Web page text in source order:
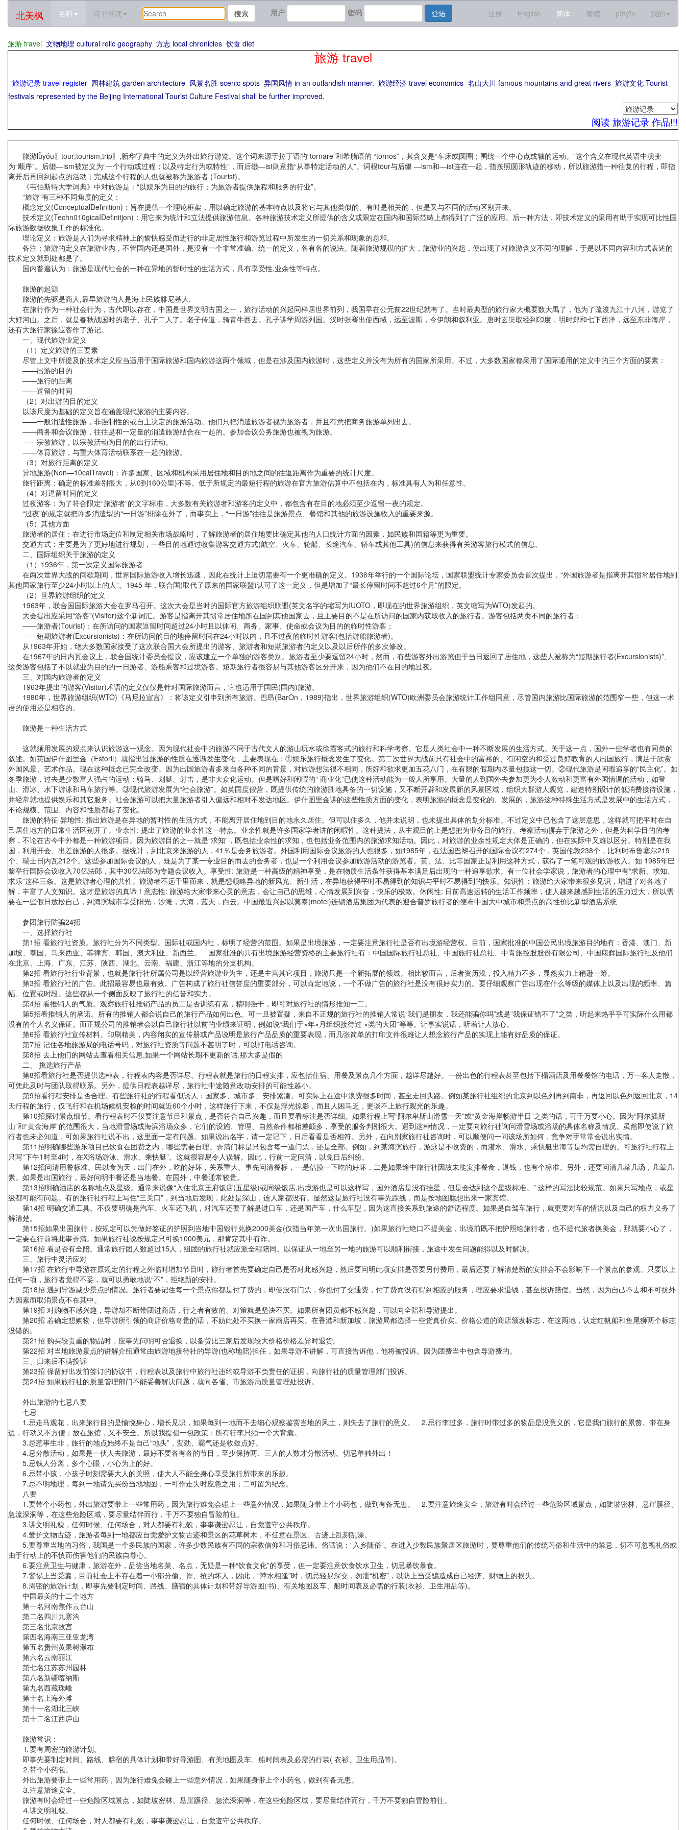
北美枫 百科 诗书伴读 搜索 用户 密码 登陆 注册 English 简体 繁體 pīnyīn 我的
旅游 travel 文物地理 cultural relic geography 方志 local chronicles 饮食 diet
旅游 travel
旅游记录 travel register 园林建筑 garden architecture 风景名胜 scenic spots 异国风情 in an outlandish manner. 旅游经济 travel economics 名山大川 famous mountains and great rivers 旅游文化 Tourist
festivals represented by the Beijing International Tourist Culture Festival shall be further improved.
阅读 旅游记录 作品!!!
旅游lǚyóu〖tour;tourism,trip〗,新华字典中的定义为外出旅行游览。这个词来源于拉丁语的“tornare”和希腊语的 “tornos”，其含义是“车床或圆圈；围绕一个中心点或轴的运动。”这个含义在现代英语中演变
为“顺序”。后缀—ism被定义为“一个行动或过程；以及特定行为或特性”，而后缀—ist则意指“从事特定活动的人”。词根tour与后缀 —ism和—ist连在一起，指按照圆形轨迹的移动，所以旅游指一种往复的行程，即指
离开后再回到起点的活动；完成这个行程的人也就被称为旅游者 (Tourist)。
《韦伯斯特大学词典》中对旅游是：“以娱乐为目的的旅行；为旅游者提供旅程和服务的行业”。
“旅游”有三种不同角度的定义：
概念定义(ConceptualDefinition)：旨在提供一个理论框架，用以确定旅游的基本特点以及将它与其他类似的、有时是相关的，但是又与不同的活动区别开来。
技术定义(Techn010gicaIDefinitjon)：用它来为统计和立法提供旅游信息。各种旅游技术定义所提供的含义或限定在国内和国际范畴上都得到了广泛的应用。后一种方法，即技术定义的采用有助于实现可比性国
际旅游数据收集工作的标准化。
理论定义：旅游是人们为寻求精神上的愉快感受而进行的非定居性旅行和游览过程中所发生的一切关系和现象的总和。
备注：旅游的定义在旅游业内，不管国内还是国外，是没有一个非常准确、统一的定义，各有各的说法。随着旅游规模的扩大，旅游业的兴起，便出现了对旅游含义不同的理解，于是以不同内容和方式表述的
技术定义就到处都是了。
国内普遍认为：旅游是现代社会的一种在异地的暂时性的生活方式，具有享受性,业余性等特点。
旅游的起源
旅游的先驱是商人,最早旅游的人是海上民族腓尼基人.
在旅行作为一种社会行为，古代即以存在，中国是世界文明古国之一，旅行活动的兴起同样居世界前列，我国早在公元前22世纪就有了。当时最典型的旅行家大概要数大禹了，他为了疏浚九江十八河，游览了
大好河山。之后，就是春秋战国时的老子、孔子二人了。老子传道，骑青牛西去。孔子讲学周游列国。汉时张骞出使西域，远至波斯，今伊朗和叙利亚。唐时玄奘取经到印度，明时郑和七下西洋，远至东非海岸，
还有大旅行家徐遐客作了游记。
一、现代旅游业定义
（1）定义旅游的三要素
尽管上文中所提及的技术定义应当适用于国际旅游和国内旅游这两个领域，但是在涉及国内旅游时，这些定义并没有为所有的国家所采用。不过，大多数国家都采用了国际通用的定义中的三个方面的要素：
——出游的目的
——旅行的距离
——逗留的时间
（2）对出游的目的定义
以该尺度为基础的定义旨在涵盖现代旅游的主要内容。
——一般消遣性旅游，非强制性的或自主决定的旅游活动。他们只把消遣旅游者视为旅游者，并且有意把商务旅游单列出去。
——商务和会议旅游，往往是和一定量的消遣旅游结合在一起的。参加会议公务旅游也被视为旅游。
——宗教旅游，以宗教活动为目的的出行活动。
——体育旅游，与重大体育活动联系在一起的旅游。
（3）对旅行距离的定义
异地旅游(Non—10calTravel)：许多国家、区域和机构采用居住地和目的地之间的往返距离作为重要的统计尺度。
旅行距离：确定的标准差别很大，从0到160公里)不等。低于所规定的最短行程的旅游在官方旅游估算中不包括在内，标准具有人为和任意性。
（4）对逗留时间的定义
过夜游客：为了符合限定“旅游者”的文字标准，大多数有关旅游者和游客的定义中，都包含有在目的地必须至少逗留一夜的规定。
“过夜”的规定就把许多消遣型的“一日游”排除在外了，而事实上，“一日游”往往是旅游景点、餐馆和其他的旅游设施收入的重要来源。
（5）其他方面
旅游者的居住：在进行市场定位和制定相关市场战略时，了解旅游者的居住地要比确定其他的人口统计方面的因素，如民族和国籍等更为重要。
交通方式：主要是为了更好地进行规划，一些目的地通过收集游客交通方式(航空、火车、轮船、长途汽车、轿车或其他工具)的信息来获得有关游客旅行模式的信息。
二、国际组织关于旅游的定义
（1）1936年，第一次定义国际旅游者
在两次世界大战的间歇期间，世界国际旅游收入增长迅速，因此在统计上迫切需要有一个更准确的定义。1936年举行的一个国际论坛，国家联盟统计专家委员会首次提出，“外国旅游者是指离开其惯常居住地到
其他国家旅行至少24小时以上的人”。1945 年，联合国(取代了原来的国家联盟)认可了这一定义，但是增加了“最长停留时间不超过6个月”的限定。
（2）世界旅游组织的定义
1963年，联合国国际旅游大会在罗马召开。这次大会是当时的国际官方旅游组织联盟(英文名字的缩写为IUOTO，即现在的世界旅游组织，英文缩写为WTO)发起的。
大会提出应采用“游客”(Visitor)这个新词汇。游客是指离开其惯常居住地所在国到其他国家去，且主要目的不是在所访问的国家内获取收入的旅行者。游客包括两类不同的旅行者：
——旅游者(Tourist)：在所访问的国家逗留时间超过24小时且以休闲、商务、家事、使命或会议为目的的临时性游客；
——短期旅游者(Excursionists)：在所访问的目的地停留时间在24小时以内，且不过夜的临时性游客(包括游船旅游者)。
从1963年开始，绝大多数国家接受了这次联合国大会所提出的游客、旅游者和短期旅游者的定义以及以后所作的多次修改。
在1967年的日内瓦会议上，联合国统计委员会提议，应该建立一个单独的游客类别。旅游者至少要逗留24小时，然而，有些游客外出游览但于当日返回了居住地，这些人被称为“短期旅行者(Excursionists)”、
这类游客包括了不以就业为目的的一日游者、游船乘客和过境游客。短期旅行者很容易与其他游客区分开来，因为他们不在目的地过夜。
三、对国内旅游者的定义
1963年提出的游客(Visitor)术语的定义仅仅是针对国际旅游而言，它也适用于国民(国内)旅游。
1980年，世界旅游组织(WTO)《马尼拉宣言》：将该定义引申到所有旅游。巴昂(BarOn，1989)指出，世界旅游组织(WTO)欧洲委员会旅游统计工作组同意，尽管国内旅游比国际旅游的范围窄一些，但这一术
语的使用还是相容的。
旅游是一种生活方式
这就须用发展的观点来认识旅游这一观念。因为现代社会中的旅游不同于古代文人的游山玩水或徐霞客式的旅行和科学考察。它是人类社会中一种不断发展的生活方式。关于这一点，国外一些学者也有同类的
叙述。如英国伊什图里金（Estoril）就指出过旅游的性质在逐渐发生变化，主要表现在：①娱乐旅行概念发生了变化。第二次世界大战前只有社会中的富裕的、有闲空的和受过良好教育的人出国旅行，满足于欣赏
外国风景、艺术作品。现在这种概念已完全改变。因为出国旅游者多来自各种不同的背景，对旅游想法很不相同，所好和欲求更加五花八门，在有限的假期内尽量包揽这一切。②现代旅游是闲暇追享的“民主化”。如
冬季旅游，过去是少数富人强占的运动；骑马、划艇、射击，是非大众化运动。但是嗜好和闲暇的“ 商业化”已使这种活动能为一般人所享用。大量的人到国外去参加更为令人激动和更富有外国情调的活动，如登
山、滑冰、水下游泳和马车旅行等。③现代旅游发展为“社会旅游”。如英国度假营，既提供传统的旅游胜地具备的一切设施，又不断开辟和发展新的风景区域，组织大群游人观览，建造特别设计的低消费接待设施，
并经常就地提供娱乐和其它服务。社会旅游可以把大量旅游者引入偏远和相对不发达地区。伊什图里金讲的这些性质方面的变化，表明旅游的概念是变化的、发展的，旅游这种特殊生活方式是发展中的生活方式，
不论规模、范围、内容和性质都起了变化。
旅游的特征 异地性: 指出旅游是在异地的暂时性的生活方式，不能离开居住地到目的地永久居住。但可以住多久，他并未说明，也未提出具体的划分标准。不过定义中已包含了这层意思，这样就可把平时在自
己居住地方的日常生活区别开了。业余性: 提出了旅游的业余性这一特点。业余性就是许多国家学者讲的闲暇性。这种提法，从主观目的上是想把为业务目的旅行、考察活动摒弃于旅游之外，但是为科学目的的考
察，不论在古今中外都是一种旅游项目。因为旅游目的之一就是“求知”，既包括业余性的求知，也包括业务范围内的旅游求知活动。因此，对旅游的业余性规定大体是正确的，但在实际中又难以区分。特别是在我
国，利用开会、出差旅游的人很多。据统计，到北京来旅游的人，41％是会务旅游者。外国利用国际会议旅游的人也很多，如1985年，在法国巴黎召开的国际会议有274个，英国伦敦238个，比利时布鲁塞尔219
个、瑞士日内瓦212个。这些参加国际会议的人，既是为了某一专业目的而去的会务者，也是一个利用会议参加旅游活动的游览者。英、法、比等国家正是利用这种方式，获得了一笔可观的旅游收入。如 1985年巴
黎举行国际会议收入70亿法郎，其中30亿法郎为专题会议收入。享受性: 旅游是一种高级的精神享受，是在物质生活条件获得基本满足后出现的一种追享欲求。有一位社会学家说，旅游者的心理中有“求新、求知、
求乐”这样三条。这是旅游者心理的共性。旅游者不远千里而来，就是想领略异地的新风光、新生活，在异地获得平时不易得到的知识与平时不易得到的快乐。知识性：旅游给大家带来很多见识，增进了对各地了
解，丰富了人文知识。这才是旅游的真谛！意志性: 旅游给大家带来心灵的意志，会让自己的思维，心情发展到兴奋，快乐的极致。休闲性: 日前高速运转的生活工作频率，使人越来越感到生活的压力过大，所以需
要在一些假日放松自己，到海滨城市享受阳光，沙滩，大海，蓝天，白云。中国最近兴起以莫泰(motel)连锁酒店集团为代表的迎合普罗旅行者的便布中国大中城市和景点的高性价比新型酒店系统
参团旅行防骗24招
一、选择旅行社
第1招 看旅行社资质。旅行社分为不同类型。国际社或国内社，标明了经营的范围。如果是出境旅游，一定要注意旅行社是否有出境游经营权。目前，国家批准的中国公民出境旅游目的地有：香港、澳门、新
加坡、泰国、马来西亚、菲律宾、韩国、澳大利亚、新西兰。 国家批准的具有出境旅游经营资格的主要旅行社有：中国国际旅行社总社、中国旅行社总社、中青旅控股股份有限公司、中国康辉国际旅行社及他们
在北京、上海、广东、江苏、陕西、湖北、云南、福建、浙江等地的分支机构。
第2招 看旅行社行业背景，也就是旅行社所属公司是以经营旅游业为主，还是主营其它项目，旅游只是一个新拓展的领域。相比较而言，后者资历浅，投入精力不多，显然实力上稍逊一筹。
第3招 看旅行社的广告。此招最容易也最有效。广告构成了旅行社信誉度的重要部分，可以肯定地说，一个不做广告的旅行社是没有很好实力的。要仔细观察广告出现在什么等级的媒体上以及出现的频率、篇
幅、位置或时段。这些都从一个侧面反映了旅行社的信誉和实力。
第4招 看推销人的气质。观察旅行社推销产品的员工是否训练有素，精明强干，即可对旅行社的情形推知一二。
第5招看推销人的承诺。所有的推销人都会说自己的旅行产品如何出色。可一旦被置疑，来自不正规的旅行社的推销人常说“我们是朋友，我还能骗你吗”或是“我保证错不了”之类，听起来热乎乎可实际什么用都
没有的个人名义保证。而正规公司的推销者会以自己旅行社以前的业绩来证明，例如说“我们于×年×月组织接待过 ×类的大团”等等。让事实说话，听着让人放心。
第6招 看旅行社宣传材料。印刷精美，内容翔实的宣传册或产品说明是旅行产品品质的重要表现，而几张简单的打印文件很难让人想念旅行产品的实现上能有好品质的保证。
第7招 记住各地旅游局的电话号码，对旅行社资质等问题不甚明了时，可以打电话咨询。
第8招 去上他们的网站去查看相关信息,如果一个网站长期不更新的话,那大多是假的
二、 挑选旅行产品
第8招看旅行社是否提供选种表，行程表内容是否详尽。行程表就是旅行的日程安排，应包括住宿、用餐及景点几个方面，越详尽越好。一份出色的行程表甚至包括下榻酒店及用餐餐馆的电话，万一客人走散，
可凭此及时与团队取得联系。另外，提供日程表越详尽，旅行社中途随意改动安排的可能性越小。
第9招看行程安排是否合理。有些旅行社的行程看似诱人：国家多、城市多、安排紧凑。可实际上在途中浪费很多时间，甚至走回头路。例如某旅行社组织的北京到以色列再到南非，再返回以色列返回北京，14
天行程的旅行，仅飞行和在机场候机安检的时间就近60个小时，这样旅行下来，不仅是浮光掠影，而且人困马乏，更谈不上旅行观光的乐趣。
第10招探讨景点细节。看行程表时不仅要注意节目和景点，是否符合自己兴趣，而且要看标注是否详细。如果行程上写“阿尔卑斯山滑雪一天”或“黄金海岸畅游半日”之类的话，可千万要小心。因为“阿尔插斯
山”和“黄金海岸”的范围很大，当地滑雪场或海滨浴场众多，它们的设施、管理、自然条件都相差颇多，享受的服务判别很大。遇到这种情况，一定要向旅行社询问滑雪场或浴场的具体名称及情况。虽然即使说了旅
行者也未必知道，可如果旅行社说不出，这里面一定有问题。如果说出名字，请一定记下，日后看看是否相符。另外，在向别家旅行社咨询时，可以顺便问一问该场所如何，竞争对手常常会说出实情。
第11招明确哪些游乐项目已饮食在团费之内，哪些需要自理。弄清门标是只包含每一道门票，还是全部。例如，到某海滨旅行，游泳是不收费的，而潜水、滑水、乘快艇出海等是均需自理的。可旅行社行程上
只写“下午1时至4时，在X浴场游泳、滑水、乘快艇”。这就很容易令人误解。因此，行前一定问清，以免日后纠纷。
第12招问清用餐标准。民以食为天，出门在外，吃的好坏，关系重大。事先问清餐标，一是估摸一下吃的好坏，二是如果途中旅行社因故未能安排餐食，退钱，也有个标准。另外，还要问清几菜几汤，几荤几
素。如果是出国旅行，最好问明中餐还是当地餐。在国外，中餐通常较贵。
第13招明确酒店的名称地点及星级。通常来说像“入住北京王府饭店(五星级)或同级饭店,出境游也是可以这样写，国外酒店是没有挂星，但是会达到这个星级标准。” 这样的写法比较规范。如果只写地点，或星
级都可能有问题。有的旅行社行程上写住“三关口”，到当地后发现，此处是深山，连人家都没有。显然这是旅行社没有事先踩线，而是按地图臆想出来一家宾馆。
第14招 明确交通工具。不仅要明确是汽车、火车还飞机，对汽车还要了解是进口车，还是国产车，什么车型，因为这直接关系到旅途的舒适程度。如果是自驾车旅行，就更要对车的情况以及自己的权力义务了
解清楚。
第15招如果出国旅行，按规定可以凭做好签证的护照到当地中国银行兑换2000美金(仅指当年第一次出国旅行。)如果旅行社绝口不提美金，出境前既不把护照给旅行者，也不提代旅者换美金，那就要小心了，
一定要在行前将此事弄清。如果旅行社说按规定只可换1000美元，那肯定其中有诈。
第16招 看是否有全陪。通常旅行团人数超过15人，组团的旅行社就应派全程陪同。以保证从一地至另一地的旅游可以顺利衔接，旅途中发生问题能得以及时解决。
三、旅行中灵活应对
第17招 在旅行中导游在原规定的行程之外临时增加节目时，旅行者首先要确定自己是否对此感兴趣，然后要问明此项安排是否要另付费用，最后还要了解清楚新的安排会不会影响下一个景点的参观。只要以上
任何一项，旅行者觉得不妥，就可以勇敢地说“不”，拒绝新的安排。
第18招 遇到导游减少景点的情况。旅行者要记住每一个景点你都是付了费的，即使没有门票，你也付了交通费，付了费而没有得到相应的服务，理应要求退钱，甚至投诉赔偿。当然，因为自己不去和不可抗外
力因素而取消景点不在其中。
第19招 对购物不感兴趣，导游却不断带团进商店，行之者有效的、对策就是坚决不买。如果所有团员都不感兴趣，可以向全陪和导游提出。
第20招 若确定想购物，但导游所引领的商店价格奇贵的话，不妨此处不买换一家商店再买。在香港和新加坡，旅游局都选择一些货真价实。价格公道的商店颁发标志，在这两地，认定红帆船和鱼尾狮两个标志
没错的。
第21招 购买较贵重的物品时，应事先问明可否退换，以备货比三家后发现较大价格价格差异时退货。
第22招 对当地旅游景点的讲解介绍通常由旅游地接待社的导游(也称地陪)担任，如果导游不讲解，可直接告诉他，他将被投诉。因为团费当中包含导游费的。
三、归来后不满投诉
第23招 保留好出发前签订的协议书，行程表以及旅行中旅行社违约或导游不负责任的证据，向旅行社的质量管理部门投诉。
第24招 如果旅行社的质量管理部门不能妥善解决问题，就向各省、市旅游局质量管理处投诉。
外出旅游的七忌八要
七忌
1.忌走马观花，出来旅行目的是愉悦身心，增长见识，如果每到一地而不去细心观察鉴赏当地的风土，则失去了旅行的意义。 2.忌行李过多，旅行时带过多的物品是没意义的，它是我们旅行的累赘。带在身
边，行动又不方便；放在旅馆，又不安全。所以我提倡一包政策：所有行李只须一个大背囊。
3.忌惹事生非，旅行的地点始终不是自己“地头”，蛮劲、霸气还是收敛点好。
4.忌分散活动，如果是一伙人去旅游，最好不要各有各的节目，至少保持两、三人的人数才分散活动。切忌单独外出！
5.忌钱人分离，多个心眼，小心为上的好。
6.忌带小孩，小孩子时刻需要大人的关照，使大人不能全身心享受旅行所带来的乐趣。
7.忌不明地理，每到一地请先买份当地地图，一可作走失时应急之用；二可留为纪念。
八要
1.要带个小药包，外出旅游要带上一些常用药，因为旅行难免会碰上一些意外情况，如果随身带上个小药包，做到有备无患。 2.要注意旅途安全，旅游有时会经过一些危险区域景点，如陡坡密林、悬崖蹊径、
急流深洞等，在这些危险区域，要尽量结伴而行，千万不要独自冒险前往。
3.讲文明礼貌，任何时候、任何场合，对人都要有礼貌，事事谦逊忍让，自觉遵守公共秩序。
4.爱护文物古迹，旅游者每到一地都应自觉爱护文物古迹和景区的花草树木，不任意在景区、古迹上乱刻乱涂。
5.要尊重当地的习俗，我国是一个多民族的国家，许多少数民族有不同的宗教信仰和习俗忌讳。俗话说：“入乡随俗”。在进入少数民族聚居区旅游时，要尊重他们的传统习俗和生活中的禁忌，切不可忽视礼俗或
由于行动上的不慎而伤害他们的民族自尊心。
6.要注意卫生与健康，旅游在外，品尝当地名菜、名点，无疑是一种“饮食文化”的享受，但一定要注意饮食饮水卫生，切忌暴饮暴食。
7.警惕上当受骗，目前社会上不存在着一小部分偷、诈、抢的坏人，因此，“萍水相逢”时，切忌轻易深交，勿泄“机密”，以防上当受骗造成自己经济、财物上的损失。
8.周密的旅游计划，即事先要制定时间、路线、膳宿的具体计划和带好导游图(书)、有关地图及车、船时间表及必需的行装(衣衫、卫生用品等)。
中国最美的十二个地方
第一名河南焦作云台山
第二名四川九寨沟
第三名北京故宫
第四名海南三亚亚龙湾
第五名贵州黄果树瀑布
第六名云南丽江
第七名江苏苏州园林
第八名新疆喀纳斯
第九名西藏珠峰
第十名上海外滩
第十一名湖北三峡
第十二名江西庐山
旅游常识：
⒈要有周密的旅游计划。
即事先要制定时间、路线、膳宿的具体计划和带好导游图、有关地图及车、船时间表及必需的行装( 衣衫、卫生用品等)。
⒉带个小药包。
外出旅游要带上一些常用药，因为旅行难免会碰上一些意外情况，如果随身带上个小药包，做到有备无患。
⒊注意旅途安全。
旅游有时会经过一些危险区域景点，如陡坡密林、悬崖蹊径、急流深洞等，在这些危险区域，要尽量结伴而行，千万不要独自冒险前往。
⒋讲文明礼貌。
任何时候、任何场合，对人都要有礼貌，事事谦逊忍让，自觉遵守公共秩序。